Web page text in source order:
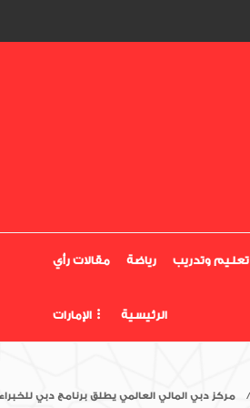
مقالات رأي رياضة تعليم وتدريب
الإمارات الرئيسية
مركز دبي المالي العالمي يطلق برنامج دبي للخبراء